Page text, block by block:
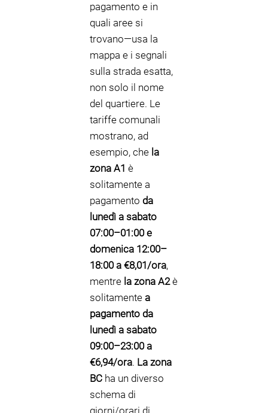
pagamento e in
quali aree si
trovano—usa la
mappa e i segnali
sulla strada esatta,
non solo il nome
del quartiere. Le
tariffe comunali
mostrano, ad
esempio, che la
zona A1 è
solitamente a
pagamento da
lunedì a sabato
07:00–01:00 e
domenica 12:00–
18:00 a €8,01/ora,
mentre la zona A2è
solitamente a
pagamento da
lunedì a sabato
09:00–23:00 a
€6,94/ora. La zona
BC ha un diverso
schema di